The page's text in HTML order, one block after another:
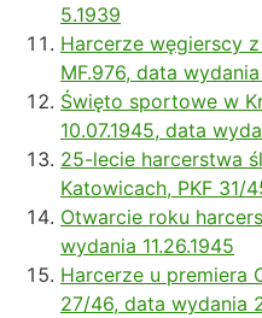
5.1939
Harcerze węgierscy
MF.976, data
Święto sportowe w
10.07.1945, data
25-lecie harcerstwa
Katowicach, PKF 31/
Otwarcie roku
wydania 11.26.1945
Harcerze u premiera
27/46, data wydania